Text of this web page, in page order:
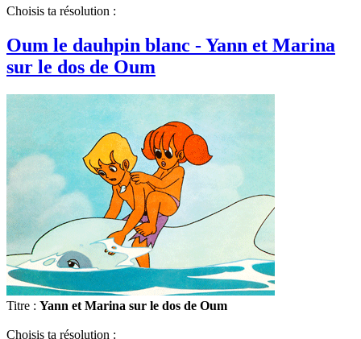
Choisis ta résolution :
Oum le dauhpin blanc - Yann et Marina
sur le dos de Oum
Titre : Yann et Marina sur le dos de Oum
Choisis ta résolution :